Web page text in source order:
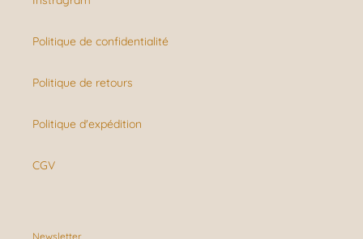
Politique de confidentialité
Politique de retours
Politique d'expédition
CGV
Newsletter